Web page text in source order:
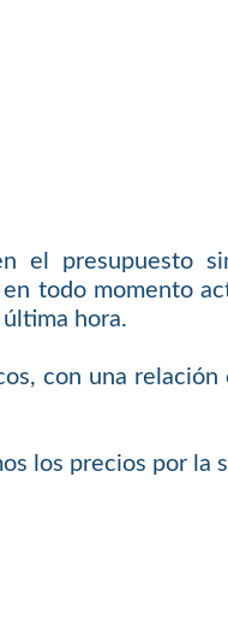
el presupuesto
todo momento
hora.
con una
los precios por la